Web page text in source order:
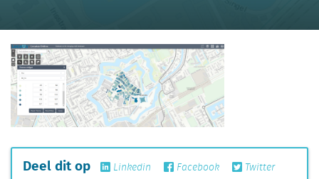
Deel dit op Linkedin Facebook Twitter